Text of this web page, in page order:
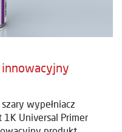
wypełniacz
Universal Primer